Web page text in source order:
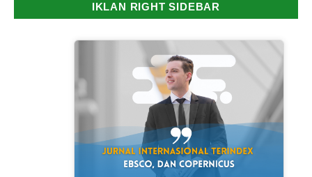
IKLAN RIGHT SIDEBAR